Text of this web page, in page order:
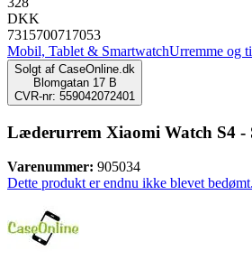
DKK
7315700717053
Mobil, Tablet & SmartwatchUrremme og
Solgt af CaseOnline.dk
Blomgatan 17 B
CVR-nr: 559042072401
Læderurrem Xiaomi Watch S4 -
Varenummer: 905034
Dette produkt er endnu ikke blevet bedømt.